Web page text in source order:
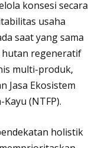
konsesi secara
usaha
saat yang sama
regeneratif
multi-produk,
Jasa Ekosistem
(NTFP).
holistik